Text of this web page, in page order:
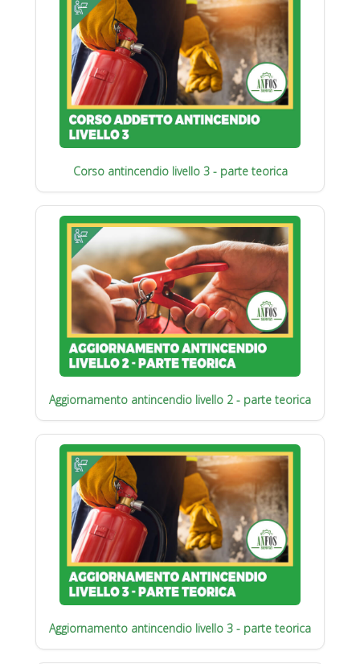
Corso antincendio livello 3 - parte teorica
Aggiornamento antincendio livello 2 - parte teorica
Aggiornamento antincendio livello 3 - parte teorica